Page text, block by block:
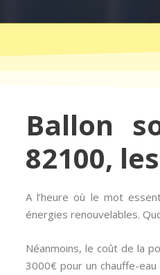
Ballon
82100,
A l’heure où le mot
énergies renouvelables.
Néanmoins, le coût de la
3000€ pour un chauffe-eau